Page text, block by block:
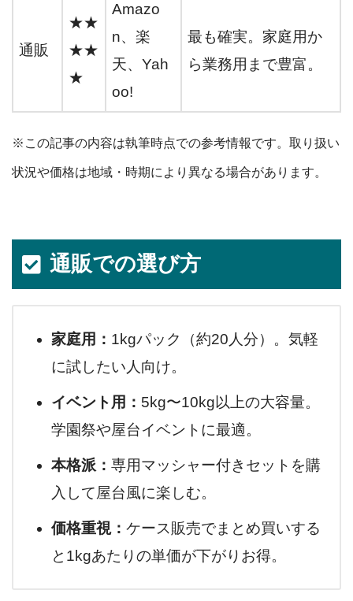
通販
★★
★★
★
Amazo
n、楽
天、Yah
oo!
最も確実。家庭用か
ら業務用まで豊富。
※この記事の内容は執筆時点での参考情報です。取り扱い
状況や価格は地域・時期により異なる場合があります。
通販での選び方
家庭用： 1kgパック（約20人分）。気軽
に試したい人向け。
イベント用： 5kg〜10kg以上の大容量。
学園祭や屋台イベントに最適。
本格派： 専用マッシャー付きセットを購
入して屋台風に楽しむ。
価格重視： ケース販売でまとめ買いする
と1kgあたりの単価が下がりお得。